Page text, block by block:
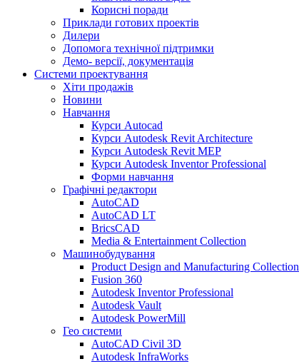
Корисні поради
Приклади готових проектів
Дилери
Допомога технічної підтримки
Демо- версії, документація
Системи проектування
Хіти продажів
Новини
Навчання
Курси Autocad
Курси Autodesk Revit Architecture
Курси Autodesk Revit MEP
Курси Autodesk Inventor Professional
Форми навчання
Графічні редактори
AutoCAD
AutoCAD LT
BricsCAD
Media & Entertainment Collection
Машинобудування
Product Design and Manufacturing Collection
Fusion 360
Autodesk Inventor Professional
Autodesk Vault
Autodesk PowerMill
Гео системи
AutoCAD Civil 3D
Autodesk InfraWorks